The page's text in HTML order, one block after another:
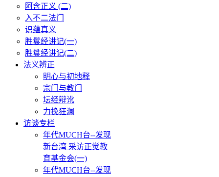
阿含正义 (二)
入不二法门
识蕴真义
胜鬘经讲记(一)
胜鬘经讲记(二)
法义辨正
明心与初地释
宗门与教门
坛经辩讹
力挽狂澜
访谈专栏
年代MUCH台--发现
新台湾 采访正觉教
育基金会(一)
年代MUCH台--发现